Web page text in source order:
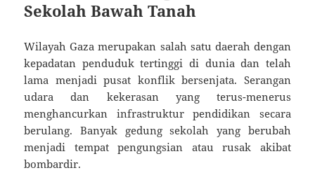
Sekolah Bawah Tanah
Wilayah Gaza merupakan salah satu daerah dengan
kepadatan penduduk tertinggi di dunia dan telah
lama menjadi pusat konflik bersenjata. Serangan
udara dan kekerasan yang terus-menerus
menghancurkan infrastruktur pendidikan secara
berulang. Banyak gedung sekolah yang berubah
menjadi tempat pengungsian atau rusak akibat
bombardir.